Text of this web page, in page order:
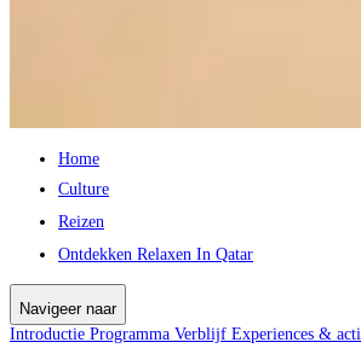
Home
Culture
Reizen
Ontdekken Relaxen In Qatar
Navigeer naar
Introductie Programma Verblijf Experiences &